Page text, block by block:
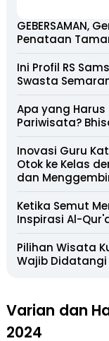
GEBERSAMAN,
Penataan
Ini Profil RS
Swasta
Apa yang Harus
Pariwisata?
Inovasi Guru
Otok ke Kelas
dan
Ketika Semut
Inspirasi Al-
Pilihan Wisata
Wajib
Varian dan
2024